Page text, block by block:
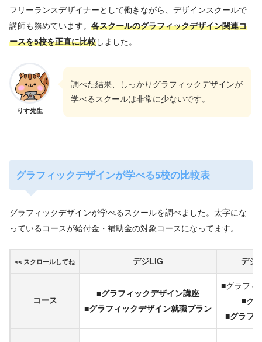
フリーランスデザイナーとして働きながら、デザインスクールで
講師も務めています。 各スクールのグラフィックデザイン関連コ
ースを5校を正直に比較しました。
りす先生
調べた結果、しっかりグラフィックデザインが
学べるスクールは非常に少ないです。
グラフィックデザインが学べる5校の比較表
グラフィックデザインが学べるスクールを調べました。太字にな
っているコースが給付金・補助金の対象コースになってます。
<< スクロールしてね デジLIG デジ
コース
■グラフィックデザイン講座
■グラフィックデザイン就職プラン
■グラフィ
■グ
■グラフ